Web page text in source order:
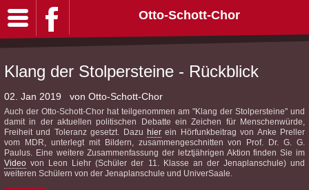
Otto-Schott-Chor
Klang der Stolpersteine - Rückblick
02. Jan 2019 von Otto-Schott-Chor
Auch der Otto-Schott-Chor hat teilgenommen am "Klang der Stolpersteine" und
damit in der aktuellen politischen Debatte ein Zeichen für Menschenwürde,
Freiheit und Toleranz gesetzt. Dazu hier ein Hörfunkbeitrag von Anke Preller
vom MDR, unterlegt mit Bildern, zusammengeschnitten von Prof. Dr. G. G.
Paulus. Eine weitere Zusammenfassung der letztjährigen Aktion finden Sie im
Video von Leon Liehr (Schüler der 11. Klasse an der Jenaplanschule) und
weiteren Schülern von der Jenaplanschule und UniverSaale.